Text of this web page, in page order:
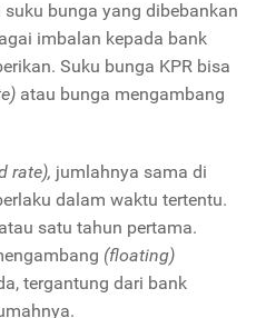
bunga yang dibebankan
imbalan kepada bank
Suku bunga KPR bisa
atau bunga mengambang
rate), jumlahnya sama di
dalam waktu tertentu.
satu tahun pertama.
(floating)
tergantung dari bank